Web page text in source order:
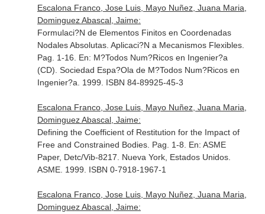
Escalona Franco, Jose Luis, Mayo Nuñez, Juana Maria,
Dominguez Abascal, Jaime:
Formulaci?N de Elementos Finitos en Coordenadas
Nodales Absolutas. Aplicaci?N a Mecanismos Flexibles.
Pag. 1-16. En: M?Todos Num?Ricos en Ingenier?a
(CD) . Sociedad Espa?Ola de M?Todos Num?Ricos en
Ingenier?a. 1999. ISBN 84-89925-45-3
Escalona Franco, Jose Luis, Mayo Nuñez, Juana Maria,
Dominguez Abascal, Jaime:
Defining the Coefficient of Restitution for the Impact of
Free and Constrained Bodies. Pag. 1-8. En: ASME
Paper, Detc/Vib-8217 . Nueva York, Estados Unidos.
ASME. 1999. ISBN 0-7918-1967-1
Escalona Franco, Jose Luis, Mayo Nuñez, Juana Maria,
Dominguez Abascal, Jaime: